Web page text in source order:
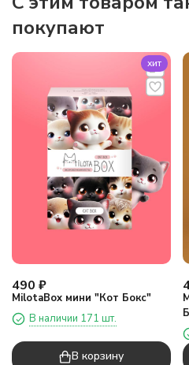
покупают
хит
490 ₽
MilotaBox мини "Кот Бокс"
В наличии 171 шт.
В корзину